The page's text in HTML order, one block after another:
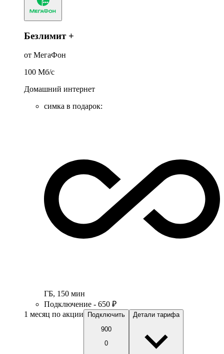
Безлимит +
от МегаФон
100 Мб/c
Домашний интернет
симка в подарок:
ГБ, 150 мин
Подключение - 650 ₽
1 месяц по акции
Подключить
900
0
Детали тарифа